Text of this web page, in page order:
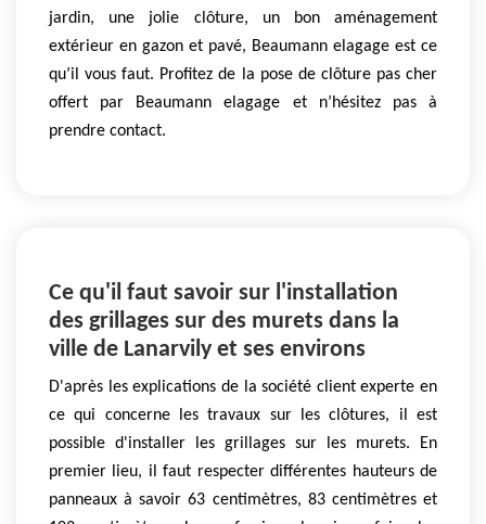
jardin, une jolie clôture, un bon aménagement
extérieur en gazon et pavé, Beaumann elagage est ce
qu’il vous faut. Profitez de la pose de clôture pas cher
offert par Beaumann elagage et n’hésitez pas à
prendre contact.
Ce qu'il faut savoir sur l'installation
des grillages sur des murets dans la
ville de Lanarvily et ses environs
D'après les explications de la société client experte en
ce qui concerne les travaux sur les clôtures, il est
possible d'installer les grillages sur les murets. En
premier lieu, il faut respecter différentes hauteurs de
panneaux à savoir 63 centimètres, 83 centimètres et